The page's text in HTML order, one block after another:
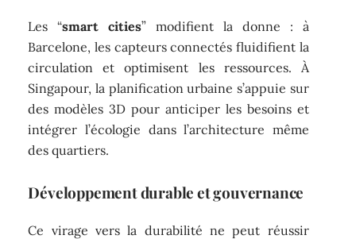
Les “smart cities” modifient la donne : à
Barcelone, les capteurs connectés fluidifient la
circulation et optimisent les ressources. À
Singapour, la planification urbaine s’appuie sur
des modèles 3D pour anticiper les besoins et
intégrer l’écologie dans l’architecture même
des quartiers.
Développement durable et gouvernance
Ce virage vers la durabilité ne peut réussir